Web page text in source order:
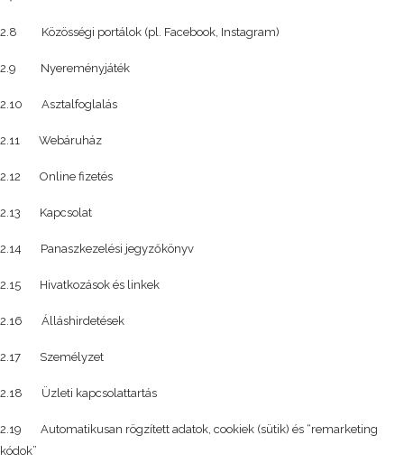
2.8 Közösségi portálok (pl. Facebook, Instagram)
2.9 Nyereményjáték
2.10 Asztalfoglalás
2.11 Webáruház
2.12 Online fizetés
2.13 Kapcsolat
2.14 Panaszkezelési jegyzőkönyv
2.15 Hivatkozások és linkek
2.16 Álláshirdetések
2.17 Személyzet
2.18 Üzleti kapcsolattartás
2.19 Automatikusan rögzített adatok, cookiek (sütik) és “remarketing
kódok”